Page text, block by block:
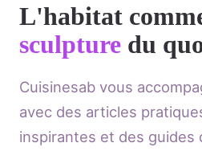
L'habitat
sculpture du
Cuisinesab vous
avec des articles
inspirantes et des guides